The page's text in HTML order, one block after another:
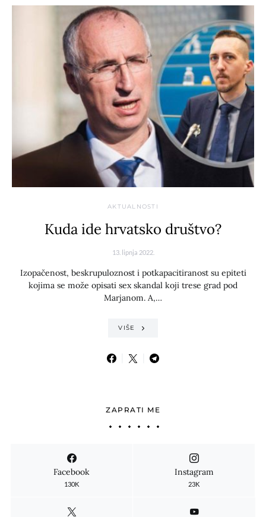
AKTUALNOSTI
Kuda ide hrvatsko društvo?
13. lipnja 2022.
Izopačenost, beskrupuloznost i potkapacitiranost su epiteti
kojima se može opisati sex skandal koji trese grad pod
Marjanom. A,…
VIŠE
ZAPRATI ME
Facebook
130K
Instagram
23K